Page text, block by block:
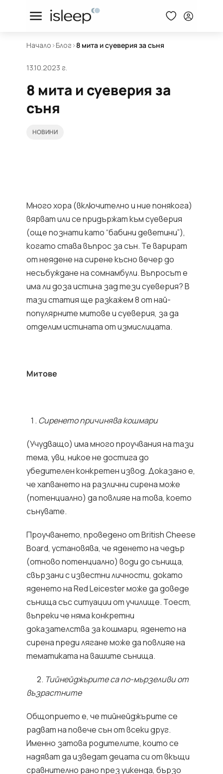
Начало >Блог >8 мита и суеверия за съня
13.10.2023 г.
8 мита и суеверия за
съня
НОВИНИ
Много хора (включително и ние понякога)
вярват или се придържат към суеверия
(още познати като “бабини деветини”),
когато става въпрос за сън. Те варират
от неядене на сирене късно вечер до
несъбуждане на сомнамбули. Въпросът е
има ли доза истина зад тези суеверия? В
тази статия ще разкажем 8 от най-
популярните митове и суеверия, за да
отделим истината от измислицата.
Митове
Сиренето причинява кошмари
(Учудващо) има много проучвания на тази
тема, уви, никое не достига до
убедителен конкретен извод. Доказано е,
че хапването на различни сирена може
(потенциално) да повлияе на това, което
сънувате.
Проучването, проведено от British Cheese
Board, установява, че яденето на чедър
(отново потенциално) води до сънища,
свързани с известни личности, докато
яденето на Red Leicester може да доведе
сънища със ситуации от училище. Тоест,
въпреки че няма конкретни
доказателства за кошмари, яденето на
сирена преди лягане може да повлияе на
тематиката на вашите сънища.
2. Тийнейджърите са по-мързеливи от
възрастните
Общоприето е, че тийнейджърите се
радват на повече сън от всеки друг.
Именно затова родителите, които се
надяват да изведат децата си от вкъщи
сравнително рано през уикенда, бързо